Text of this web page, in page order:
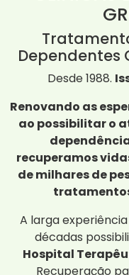
Dependentes
Desde 1988.
Renovando as
ao possibilitar o
recuperamos
de milhares de
A larga
décadas
Hospital
Recuperação